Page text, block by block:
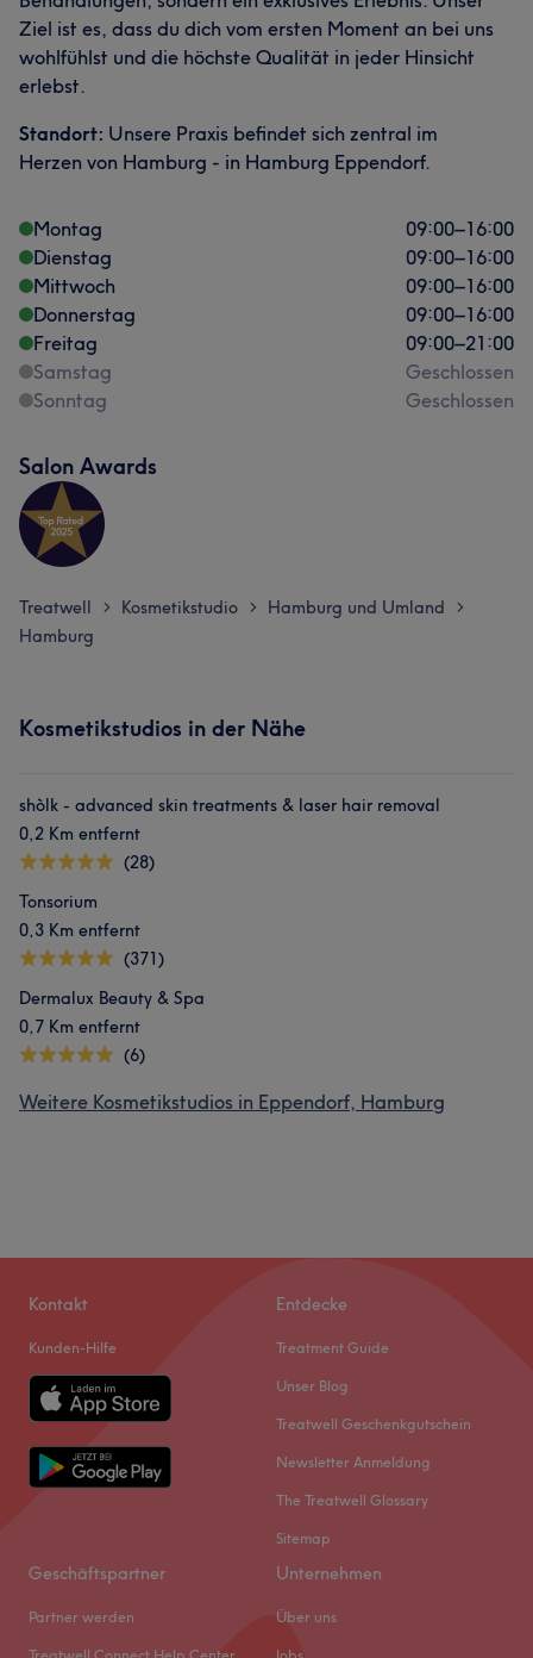
Ziel ist es, dass du dich vom ersten Moment an bei uns
wohlfühlst und die höchste Qualität in jeder Hinsicht
erlebst.
Standort: Unsere Praxis befindet sich zentral im
Herzen von Hamburg - in Hamburg Eppendorf.
Montag 09:00–16:00
Dienstag
09:00–16:00
Mittwoch
09:00–16:00
Donnerstag
09:00–16:00
Freitag
09:00–21:00
Samstag
Geschlossen
Sonntag
Geschlossen
Salon Awards
Treatwell > Kosmetikstudio > Hamburg und Umland >
Hamburg
Kosmetikstudios in der Nähe
shòlk - advanced skin treatments & laser hair removal
0,2 Km entfernt
(28)
Tonsorium
0,3 Km entfernt
(371)
Dermalux Beauty & Spa
0,7 Km entfernt
(6)
Weitere Kosmetikstudios in Eppendorf, Hamburg
Kontakt
Kunden-Hilfe
Entdecke
Treatment Guide
Unser Blog
Treatwell Geschenkgutschein
Newsletter Anmeldung
The Treatwell Glossary
Sitemap
Geschäftspartner
Partner werden
Unternehmen
Über uns